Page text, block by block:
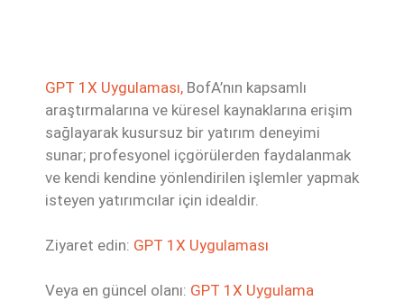
GPT 1X Uygulaması, BofA’nın kapsamlı
araştırmalarına ve küresel kaynaklarına erişim
sağlayarak kusursuz bir yatırım deneyimi
sunar; profesyonel içgörülerden faydalanmak
ve kendi kendine yönlendirilen işlemler yapmak
isteyen yatırımcılar için idealdir.
Ziyaret edin: GPT 1X Uygulaması
Veya en güncel olanı: GPT 1X Uygulama